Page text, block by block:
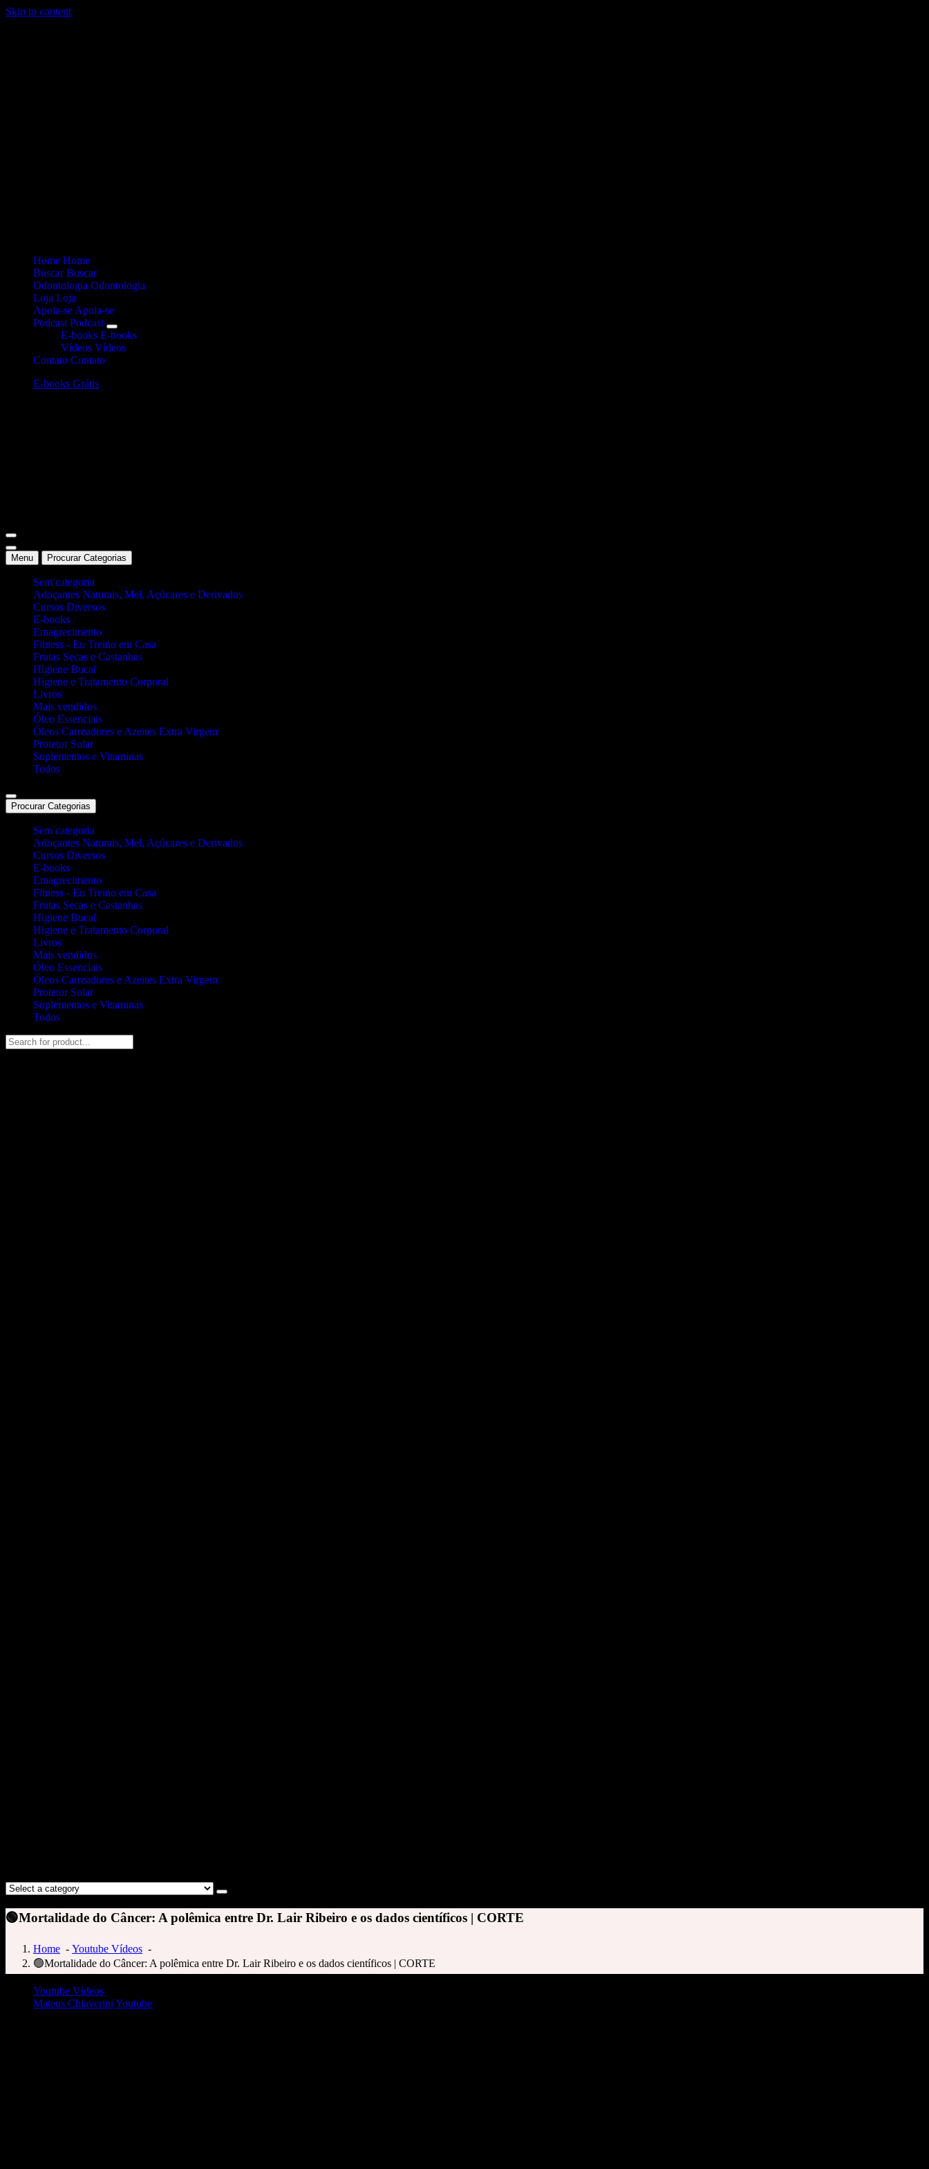
Skip to content
Home Home
Buscar Buscar
Odontologia Odontologia
Loja Loja
Apoia-se Apoia-se
Podcast Podcast
E-books E-books
Vídeos Vídeos
Contato Contato
E-books Grátis
Menu Procurar Categorias
Sem categoria
Adoçantes Naturais, Mel, Açúcares e Derivados
Cursos Diversos
E-books
Emagrecimento
Fitness - Eu Treino em Casa
Frutas Secas e Castanhas
Higiene Bucal
Higiene e Tratamento Corporal
Livros
Mais vendidos
Óleo Essenciais
Óleos Carreadores e Azeites Extra Virgem
Protetor Solar
Suplementos e Vitaminas
Todos
Procurar Categorias
Sem categoria
Adoçantes Naturais, Mel, Açúcares e Derivados
Cursos Diversos
E-books
Emagrecimento
Fitness - Eu Treino em Casa
Frutas Secas e Castanhas
Higiene Bucal
Higiene e Tratamento Corporal
Livros
Mais vendidos
Óleo Essenciais
Óleos Carreadores e Azeites Extra Virgem
Protetor Solar
Suplementos e Vitaminas
Todos
🟢Mortalidade do Câncer: A polêmica entre Dr. Lair Ribeiro e os dados científicos | CORTE
Home - Youtube Vídeos -
🟢Mortalidade do Câncer: A polêmica entre Dr. Lair Ribeiro e os dados científicos | CORTE
Youtube Vídeos
Mateus ChiaveriniYoutube